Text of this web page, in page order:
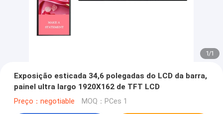
1/1
Exposição esticada 34,6 polegadas do LCD da barra,
painel ultra largo 1920X162 de TFT LCD
Preço：negotiable MOQ：PCes 1